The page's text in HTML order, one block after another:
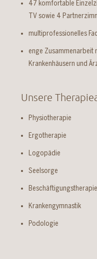
47 komfortable
TV sowie 4
multiprofessionelles
enge Zusammenarbeit
Krankenhäusern und
Unsere
Physiotherapie
Ergotherapie
Logopädie
Seelsorge
Beschäftigungstherapie
Krankengymnastik
Podologie